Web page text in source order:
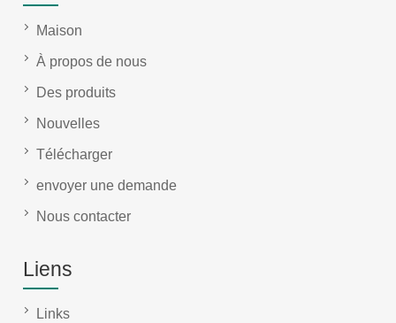
Maison
À propos de nous
Des produits
Nouvelles
Télécharger
envoyer une demande
Nous contacter
Liens
Links